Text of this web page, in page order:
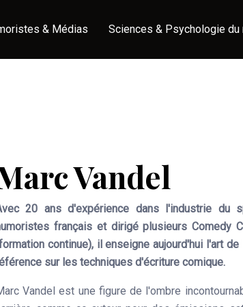
& Médias Sciences & Psychologie du
Vandel
20 ans d'expérience dans l'industrie du
français et dirigé plusieurs Comedy
continue), il enseigne aujourd'hui l'art
sur les techniques d'écriture comique.
Vandel est une figure de l'ombre